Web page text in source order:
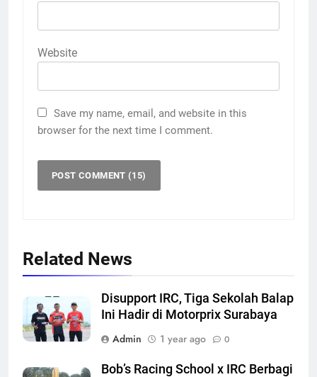
Website
Save my name, email, and website in this
browser for the next time I comment.
Related News
Disupport IRC, Tiga Sekolah Balap
Ini Hadir di Motorprix Surabaya
Admin
1 year ago 0
Bob’s Racing School x IRC Berbagi